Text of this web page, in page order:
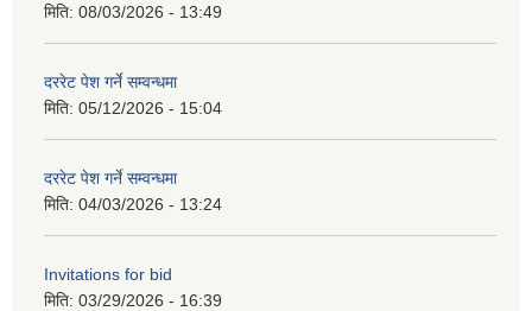
मिति: 08/03/2026 - 13:49
दररेट पेश गर्ने सम्वन्धमा
मिति: 05/12/2026 - 15:04
दररेट पेश गर्ने सम्वन्धमा
मिति: 04/03/2026 - 13:24
Invitations for bid
मिति: 03/29/2026 - 16:39